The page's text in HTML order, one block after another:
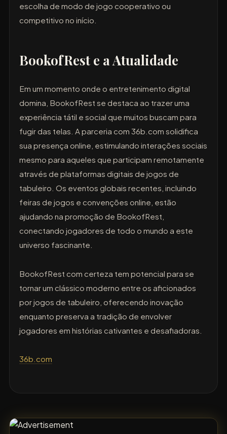
escolha de modo de jogo cooperativo ou
competitivo no início.
BookofRest e a Atualidade
Em um momento onde o entretenimento digital
domina, BookofRest se destaca ao trazer uma
experiência tátil e social que muitos buscam para
fugir das telas. A parceria com 36b.com solidifica
sua presença online, estimulando interações sociais
mesmo para aqueles que participam remotamente
através de plataformas digitais de jogos de
tabuleiro. Os eventos globais recentes, incluindo
feiras de jogos e convenções online, estão
ajudando na promoção de BookofRest,
conectando jogadores de todo o mundo a este
universo fascinante.
BookofRest com certeza tem potencial para se
tornar um clássico moderno entre os aficionados
por jogos de tabuleiro, oferecendo inovação
enquanto preserva a tradição de envolver
jogadores em histórias cativantes e desafiadoras.
36b.com